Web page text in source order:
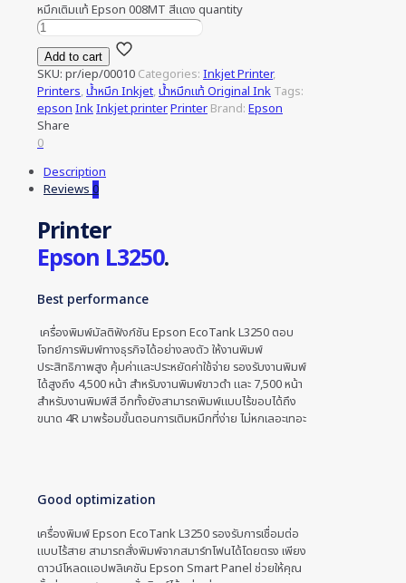
หมึกเติมแท้ Epson 008MT สีแดง quantity
Add to cart
SKU: pr/iep/00010 Categories: Inkjet Printer,
Printers,น้ำหมึก Inkjet,น้ำหมึกแท้ Original Ink Tags:
epsonInkInkjet printerPrinter Brand: Epson
Share
0
Description
Reviews0
Printer
Epson L3250.
Best performance
เครื่องพิมพ์มัลติฟังก์ชัน Epson EcoTank L3250 ตอบ
โจทย์การพิมพ์ทางธุรกิจได้อย่างลงตัว ให้งานพิมพ์
ประสิทธิภาพสูง คุ้มค่าและประหยัดค่าใช้จ่าย รองรับงานพิมพ์
ได้สูงถึง 4,500 หน้า สำหรับงานพิมพ์ขาวดำ และ 7,500 หน้า
สำหรับงานพิมพ์สี อีกทั้งยังสามารถพิมพ์แบบไร้ขอบได้ถึง
ขนาด 4R มาพร้อมขั้นตอนการเติมหมึกที่ง่าย ไม่หกเลอะเทอะ
Good optimization
เครื่องพิมพ์ Epson EcoTank L3250 รองรับการเชื่อมต่อ
แบบไร้สาย สามารถสั่งพิมพ์จากสมาร์ทโฟนได้โดยตรง เพียง
ดาวน์โหลดแอปพลิเคชัน Epson Smart Panel ช่วยให้คุณ